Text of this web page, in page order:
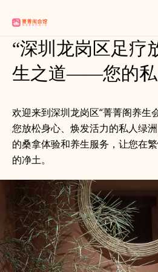
“深圳龙岗区足疗
生之道——您的私
欢迎来到深圳龙岗区“菁菁阁养生
您放松身心、焕发活力的私人绿
的桑拿体验和养生服务，让您在
的净土。